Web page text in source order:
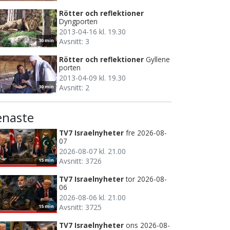
30 min
Rötter och reflektioner
Dyngporten
2013-04-16 kl. 19.30
Avsnitt: 3
30 min
Rötter och reflektioner Gyllene
porten
2013-04-09 kl. 19.30
Avsnitt: 2
15 min
TV7 Israelnyheter fre 2026-08-
07
2026-08-07 kl. 21.00
Avsnitt: 3726
15 min
TV7 Israelnyheter tor 2026-08-
06
2026-08-06 kl. 21.00
Avsnitt: 3725
TV7 Israelnyheter ons 2026-08-